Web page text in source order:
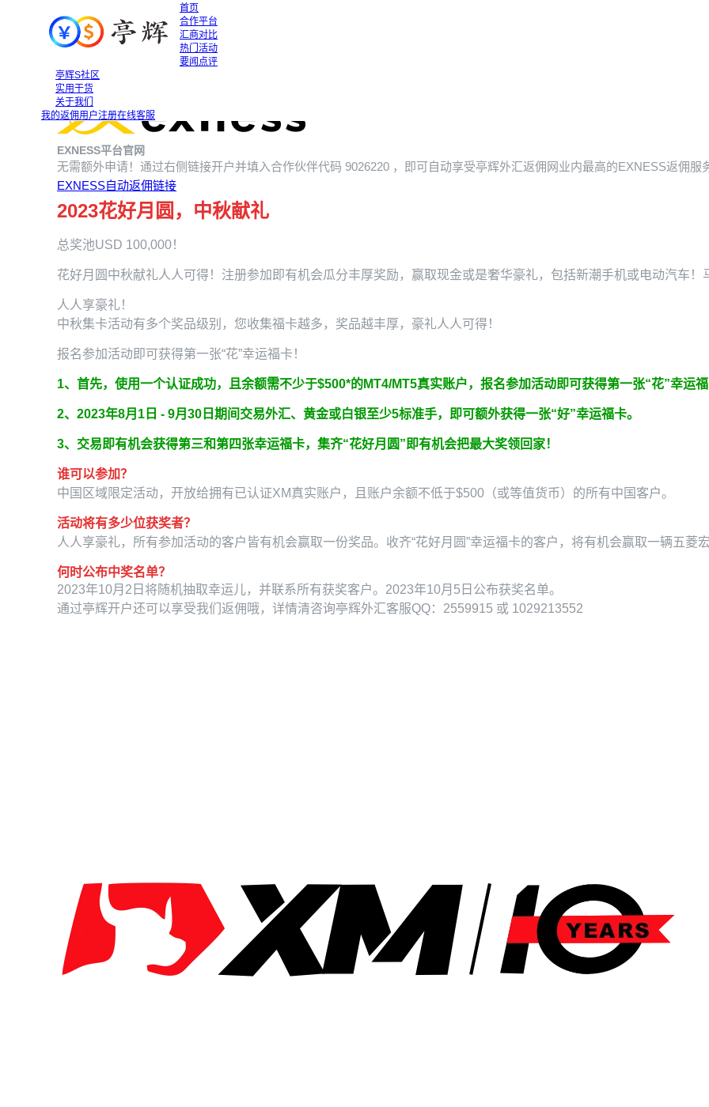
首页
合作平台
汇商对比
热门活动
要闻点评
亭辉S社区
实用干货
关于我们
我的返佣用户注册在线客服
XM花好月圆，中秋献礼！XM花好月圆，中秋献礼！
2023-08-08
EXNESS平台官网
无需额外申请！通过右侧链接开户并填入合作伙伴代码 9026220 ，即可自动享受亭辉外汇返佣网业内最高的EXNESS返佣服
EXNESS自动返佣链接
2023花好月圆，中秋献礼
总奖池USD 100,000！
花好月圆中秋献礼人人可得！注册参加即有机会瓜分丰厚奖励，赢取现金或是奢华豪礼，包括新潮手机或电动汽车！
人人享豪礼！
中秋集卡活动有多个奖品级别，您收集福卡越多，奖品越丰厚，豪礼人人可得！
报名参加活动即可获得第一张“花”幸运福卡！
1、首先，使用一个认证成功，且余额需不少于$500*的MT4/MT5真实账户，报名参加活动即可获得第一张“花”幸运福
2、2023年8月1日 - 9月30日期间交易外汇、黄金或白银至少5标准手，即可额外获得一张“好”幸运福卡。
3、交易即有机会获得第三和第四张幸运福卡，集齐“花好月圆”即有机会把最大奖领回家！
谁可以参加？
中国区域限定活动，开放给拥有已认证XM真实账户，且账户余额不低于$500（或等值货币）的所有中国客户。
活动将有多少位获奖者？
人人享豪礼，所有参加活动的客户皆有机会赢取一份奖品。收齐“花好月圆”幸运福卡的客户，将有机会赢取一辆五菱
何时公布中奖名单？
2023年10月2日将随机抽取幸运儿，并联系所有获奖客户。2023年10月5日公布获奖名单。
通过亭辉开户还可以享受我们返佣哦，详情清咨询亭辉外汇客服QQ：2559915 或 1029213552